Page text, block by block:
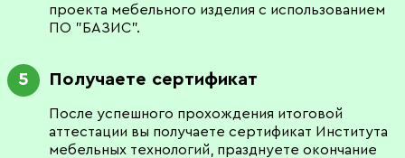
проекта мебельного изделия с использованием
ПО "БАЗИС".
5 Получаете сертификат
После успешного прохождения итоговой
аттестации вы получаете сертификат Института
мебельных технологий, празднуете окончание